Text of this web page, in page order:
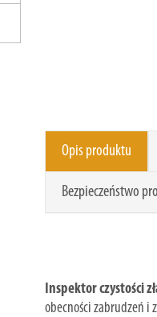
Opis produktu
Bezpieczeństwo
Inspektor czystości
obecności zabrudzeń i